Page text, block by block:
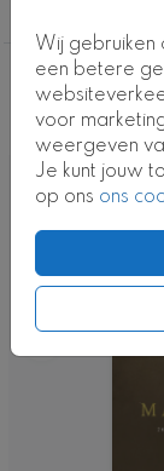
Wij gebruiken
een betere
voor
weergeven
Je kunt jouw
op ons ons
ontwerp.
Kaartcode:
Deze
leuk